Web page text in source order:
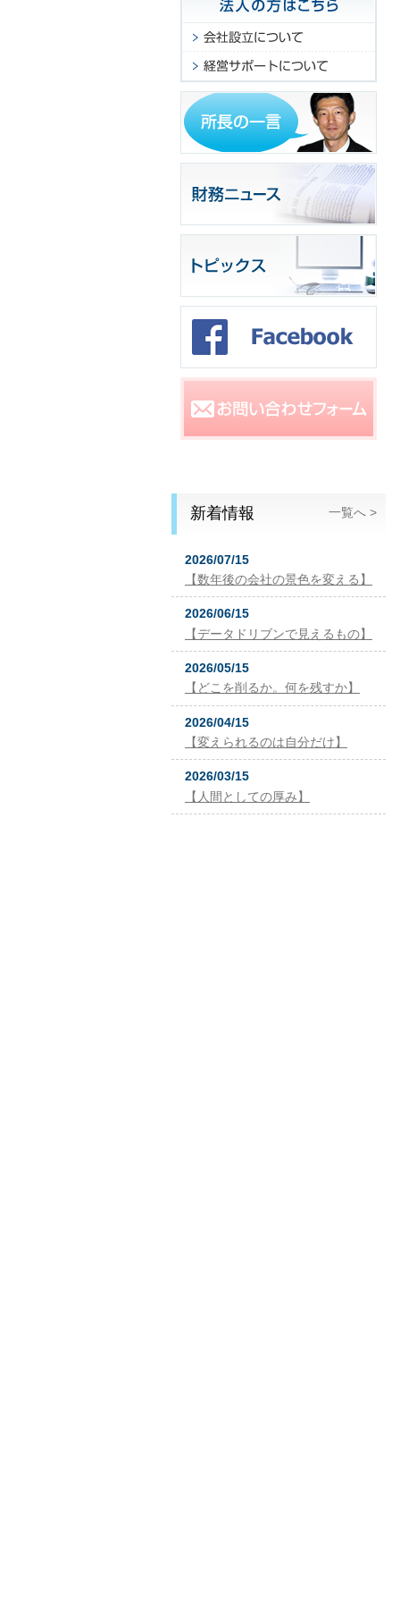
新着情報 一覧へ >
2026/07/15
【数年後の会社の景色を変える】
2026/06/15
【データドリブンで見えるもの】
2026/05/15
【どこを削るか。何を残すか】
2026/04/15
【変えられるのは自分だけ】
2026/03/15
【人間としての厚み】